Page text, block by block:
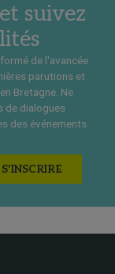
suivez
de l'avancée
parutions et
Bretagne. Ne
de dialogues
des événements
S'INSCRIRE